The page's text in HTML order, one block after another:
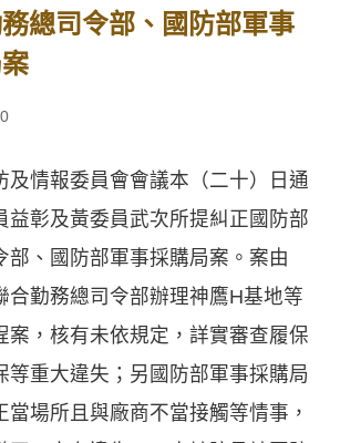
總司令部、國防部軍事
情報委員會會議本（二十）日通
益彰及黃委員武次所提糾正國防部
部、國防部軍事採購局案。案由
合勤務總司令部辦理神鷹H基地等
案，核有未依規定，詳實審查履保
等重大違失；另國防部軍事採購局
當場所且與廠商不當接觸等情事，